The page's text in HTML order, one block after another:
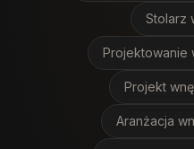
Stolarz
Projektowanie
Projekt
Aranżacja